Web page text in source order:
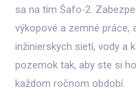
sa na tím Šafo-2.
výkopové a zemné práce,
inžinierskych sietí, vody a
pozemok tak, aby ste si
každom ročnom období.